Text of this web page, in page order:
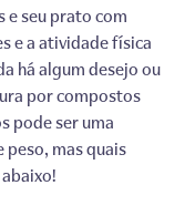
e seu prato com
e a atividade física
há algum desejo ou
por compostos
pode ser uma
peso, mas quais